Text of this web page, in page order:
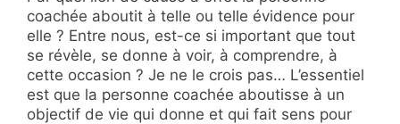
coachée aboutit à telle ou telle évidence pour
elle ? Entre nous, est-ce si important que tout
se révèle, se donne à voir, à comprendre, à
cette occasion ? Je ne le crois pas… L’essentiel
est que la personne coachée aboutisse à un
objectif de vie qui donne et qui fait sens pour